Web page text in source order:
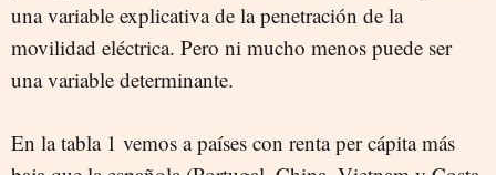
una variable explicativa de la penetración de la
movilidad eléctrica. Pero ni mucho menos puede ser
una variable determinante.
En la tabla 1 vemos a países con renta per cápita más